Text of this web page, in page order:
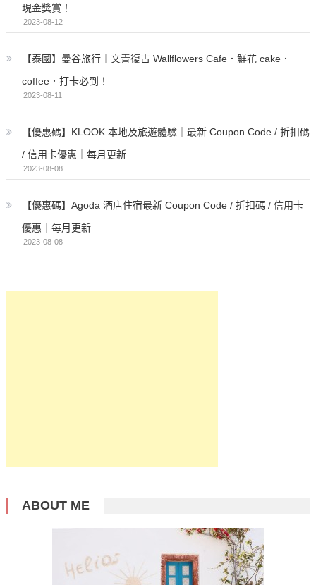
現金獎賞！
2023-08-12
【泰國】曼谷旅行｜文青復古 Wallflowers Cafe．鮮花 cake．
coffee．打卡必到！
2023-08-11
【優惠碼】KLOOK 本地及旅遊體驗｜最新 Coupon Code / 折扣碼
/ 信用卡優惠｜每月更新
2023-08-08
【優惠碼】Agoda 酒店住宿最新 Coupon Code / 折扣碼 / 信用卡
優惠｜每月更新
2023-08-08
ABOUT ME